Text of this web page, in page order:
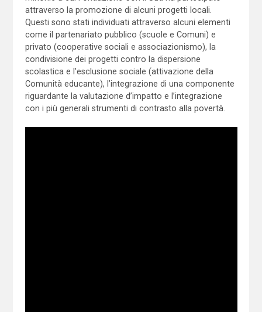
attraverso la promozione di alcuni progetti locali.
Questi sono stati individuati attraverso alcuni elementi
come il partenariato pubblico (scuole e Comuni) e
privato (cooperative sociali e associazionismo), la
condivisione dei progetti contro la dispersione
scolastica e l’esclusione sociale (attivazione della
Comunità educante), l’integrazione di una componente
riguardante la valutazione d’impatto e l’integrazione
con i più generali strumenti di contrasto alla povertà.